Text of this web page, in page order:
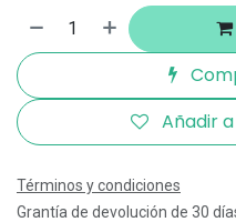
Añadir
Términos y condiciones
Grantía de devolución de 30